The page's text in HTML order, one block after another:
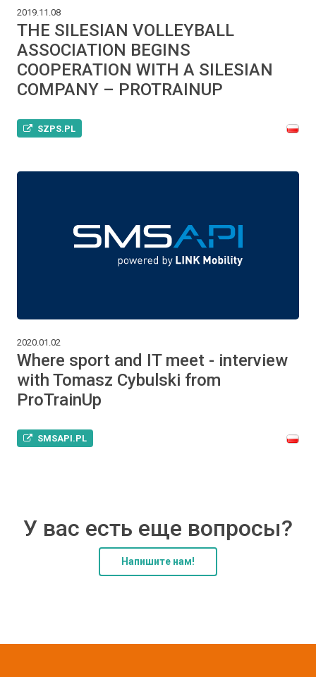
2019.11.08
THE SILESIAN VOLLEYBALL
ASSOCIATION BEGINS
COOPERATION WITH A SILESIAN
COMPANY – PROTRAINUP
SZPS.PL
2020.01.02
Where sport and IT meet - interview
with Tomasz Cybulski from
ProTrainUp
SMSAPI.PL
У вас есть еще вопросы?
Напишите нам!